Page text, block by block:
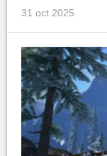
31 oct 2025